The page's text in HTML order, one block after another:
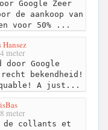
Google Zeer
de aankoop van
voor 50% ...
Hansez
meter
Google
bekendheid!
A just...
meter
collants et